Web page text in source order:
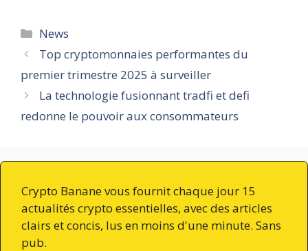
Catégories
News
Top cryptomonnaies performantes du
premier trimestre 2025 à surveiller
La technologie fusionnant tradfi et defi
redonne le pouvoir aux consommateurs
Crypto Banane vous fournit chaque jour 15
actualités crypto essentielles, avec des articles
clairs et concis, lus en moins d'une minute. Sans
pub.